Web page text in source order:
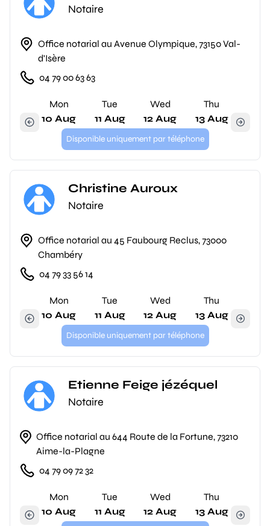
Notaire
Office notarial au Avenue Olympique, 73150 Val-
d'Isère
04 79 00 63 63
Mon
10 Aug
Tue
11 Aug
Wed
12 Aug
Thu
13 Aug
Disponible uniquement par téléphone
Christine Auroux
Notaire
Office notarial au 45 Faubourg Reclus, 73000
Chambéry
04 79 33 56 14
Mon
10 Aug
Tue
11 Aug
Wed
12 Aug
Thu
13 Aug
Disponible uniquement par téléphone
Etienne Feige jézéquel
Notaire
Office notarial au 644 Route de la Fortune, 73210
Aime-la-Plagne
04 79 09 72 32
Mon
10 Aug
Tue
11 Aug
Wed
12 Aug
Thu
13 Aug